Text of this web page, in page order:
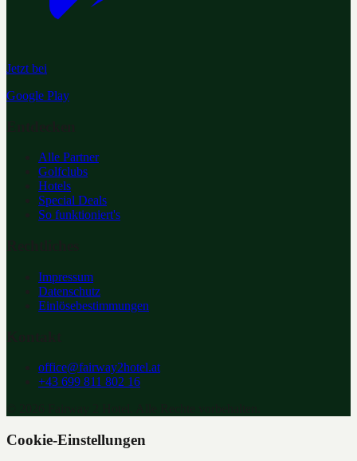
Jetzt bei
Google Play
Alle Partner
Golfclubs
Hotels
Special Deals
So funktioniert's
Impressum
Datenschutz
Einlösebestimmungen
office@fairway2hotel.at
+43 699 811 802 16
Cookie-Einstellungen